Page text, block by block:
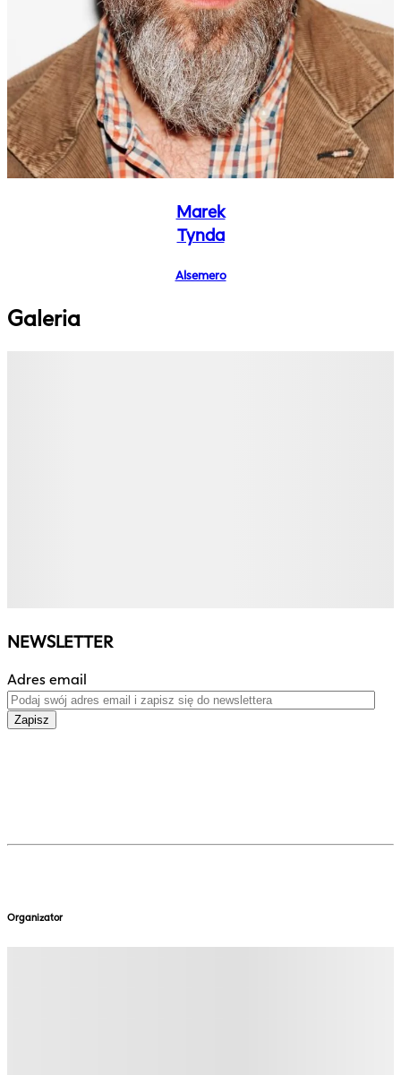
Marek
Tynda
Alsemero
Galeria
NEWSLETTER
Adres email
Zapisz
Organizator